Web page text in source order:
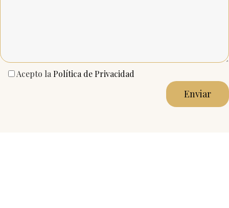
Acepto la Política de Privacidad